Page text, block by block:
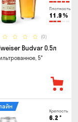
Плотность
11.9 %
(0)
Budvar 0.5л
5°
Крепость
6.2 °